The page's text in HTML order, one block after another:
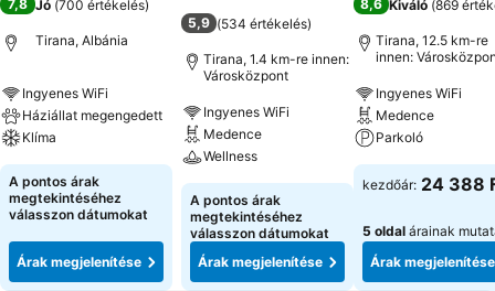
7,8 Jó (700 értékelés)
Tirana, Albánia
Ingyenes WiFi
Háziállat megengedett
Klíma
A pontos árak
megtekintéséhez
válasszon dátumokat
Árak megjelenítése
5,9 (534 értékelés)
Tirana, 1.4 km-re innen:
Városközpont
Ingyenes WiFi
Medence
Wellness
A pontos árak
megtekintéséhez
válasszon dátumokat
Árak megjelenítése
8,6 Kiváló (869
Tirana, 12.5 km-re
innen:
Ingyenes WiFi
Medence
Parkoló
kezdőár: 24 388
5 oldal árainak
Árak megjelenítése